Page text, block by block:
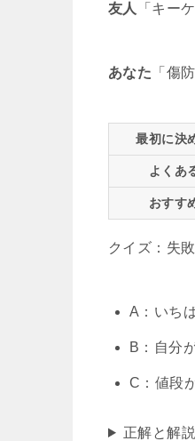
友人 「キー
あなた 「傷
最初に決
よくあ
おすす
クイズ：失
A：いち
B：自分
C：値段
正解と解